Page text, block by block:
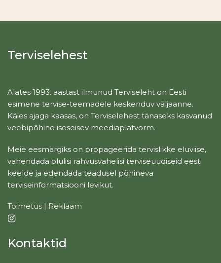
Terviselehest
Alates 1993. aastast ilmunud Terviseleht on Eesti
esimene tervise-teemadele keskenduv väljaanne.
Käies ajaga kaasas, on Terviselehest tänaseks kasvanud
veebipõhine iseseisev meediaplatvorm.
Meie eesmärgiks on propageerida tervislikke eluviise,
vahendada olulisi rahvusvahelisi terviseuudiseid eesti
keelde ja edendada teadusel põhineva
terviseinformatsiooni levikut.
Toimetus | Reklaam
Kontaktid